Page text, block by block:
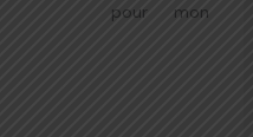
pour mon